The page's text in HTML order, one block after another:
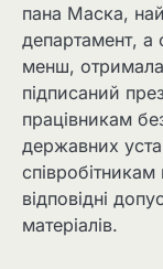
пана Маска,
департамент, а
менш,
підписаний
працівникам
державних
відповідні
матеріалів.